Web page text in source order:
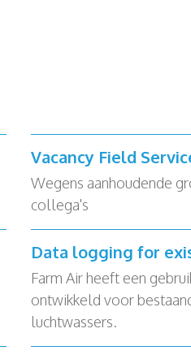
Vacancy Field
Wegens aanhoudende
collega's
Data logging for
Farm Air heeft een
ontwikkeld voor
luchtwassers.